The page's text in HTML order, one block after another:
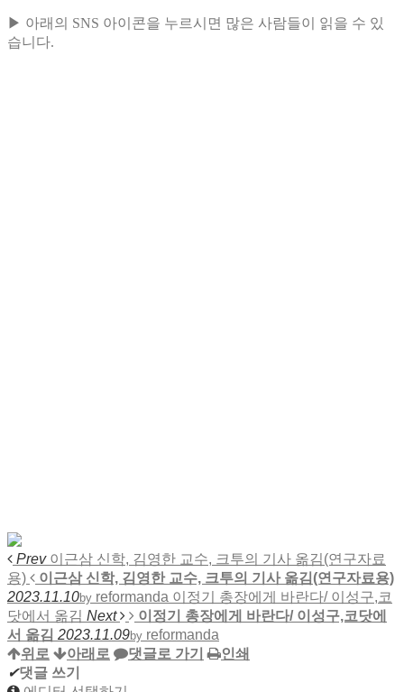
▶ 아래의 SNS 아이콘을 누르시면 많은 사람들이 읽을 수 있
습니다.
Prev이근삼 신학, 김영한 교수, 크투의 기사 옮김(연구자료
용)
이근삼 신학, 김영한 교수, 크투의 기사 옮김(연구자료용)
2023.11.10by reformanda 이정기 총장에게 바란다/ 이성구,코
닷에서 옮김 Next
이정기 총장에게 바란다/ 이성구,코닷에
서 옮김 2023.11.09by reformanda
위로
아래로 댓글로 가기
인쇄
✔댓글 쓰기